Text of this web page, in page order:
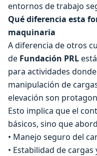
entornos de trabajo
Qué diferencia esta
maquinaria
A diferencia de otros
de Fundación PRL
para actividades
manipulación de
elevación son
Esto implica que el
básicos, sino que
• Manejo seguro del
• Estabilidad de